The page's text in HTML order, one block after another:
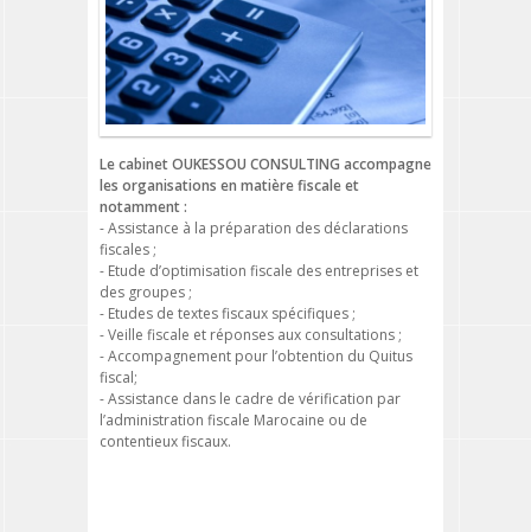
Le cabinet OUKESSOU CONSULTING accompagne
les organisations en matière fiscale et
notamment :
- Assistance à la préparation des déclarations
fiscales ;
- Etude d’optimisation fiscale des entreprises et
des groupes ;
- Etudes de textes fiscaux spécifiques ;
- Veille fiscale et réponses aux consultations ;
- Accompagnement pour l’obtention du Quitus
fiscal;
- Assistance dans le cadre de vérification par
l’administration fiscale Marocaine ou de
contentieux fiscaux.